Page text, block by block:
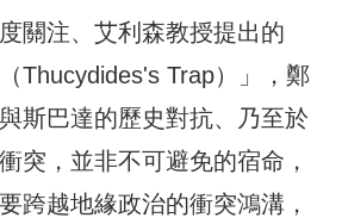
關注、艾利森教授提出的
Thucydides's Trap）」，鄭
斯巴達的歷史對抗、乃至於
突，並非不可避免的宿命，
跨越地緣政治的衝突鴻溝，